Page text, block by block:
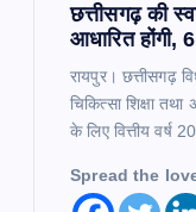
छत्तीसगढ़ की
आधारित होंगी,
रायपुर। छत्तीसगढ़
चिकित्सा शिक्षा
के लिए वित्तीय
Spread the